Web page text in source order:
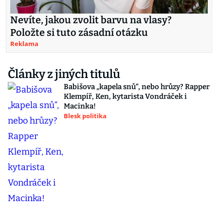
Nevíte, jakou zvolit barvu na vlasy?
Položte si tuto zásadní otázku
Reklama
Články z jiných titulů
Babišova „kapela snů“, nebo hrůzy? Rapper
Klempíř, Ken, kytarista Vondráček i
Macinka!
Blesk politika